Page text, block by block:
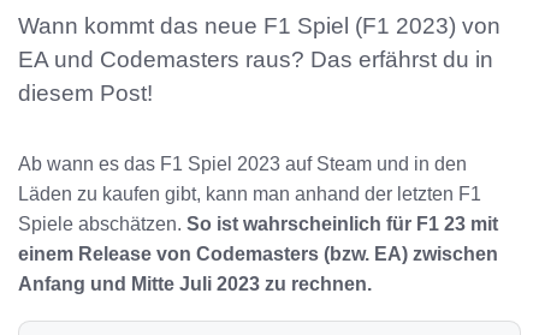
Wann kommt das neue F1 Spiel (F1 2023) von
EA und Codemasters raus? Das erfährst du in
diesem Post!
Ab wann es das F1 Spiel 2023 auf Steam und in den
Läden zu kaufen gibt, kann man anhand der letzten F1
Spiele abschätzen. So ist wahrscheinlich für F1 23 mit
einem Release von Codemasters (bzw. EA) zwischen
Anfang und Mitte Juli 2023 zu rechnen.